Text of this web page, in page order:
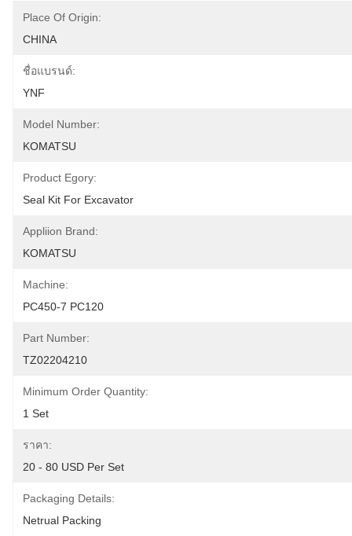
Place Of Origin:
CHINA
ชื่อแบรนด์:
YNF
Model Number:
KOMATSU
Product Egory:
Seal Kit For Excavator
Appliion Brand:
KOMATSU
Machine:
PC450-7 PC120
Part Number:
TZ02204210
Minimum Order Quantity:
1 Set
ราคา:
20 - 80 USD Per Set
Packaging Details:
Netrual Packing